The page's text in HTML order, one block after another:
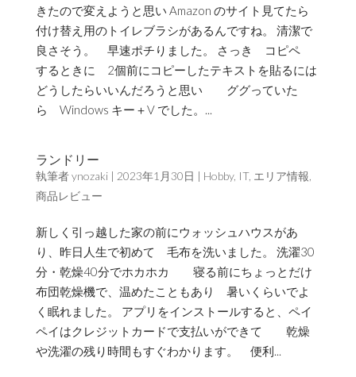
きたので変えようと思い Amazon のサイト見てたら
付け替え用のトイレブラシがあるんですね。 清潔で
良さそう。 早速ポチりました。 さっき コピペ
するときに 2個前にコピーしたテキストを貼るには
どうしたらいいんだろうと思い ググっていた
ら Windows キー＋V でした。...
ランドリー
執筆者ynozaki| 2023年1月30日 | Hobby, IT, エリア情報
商品レビュー
新しく引っ越した家の前にウォッシュハウスがあ
り、昨日人生で初めて 毛布を洗いました。 洗濯30
分・乾燥40分でホカホカ 寝る前にちょっとだけ
布団乾燥機で、温めたこともあり 暑いくらいでよ
く眠れました。 アプリをインストールすると、ペイ
ペイはクレジットカードで支払いができて 乾燥
や洗濯の残り時間もすぐわかります。 便利...